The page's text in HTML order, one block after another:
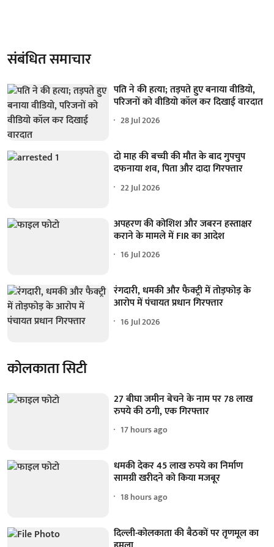
संबंधित समाचार
पति ने की हत्या; तड़पते हुए बनाया वीडियो,
परिजनों को वीडियो कॉल कर दिखाई वारदात
28 Jul 2026
दो माह की बच्ची की मौत के बाद गुपचुप
दफनाया शव, पिता और दादा गिरफ्तार
22 Jul 2026
अपहरण की कोशिश और जबरन हस्ताक्षर
कराने के मामले में FIR का आदेश
16 Jul 2026
रंगदारी, धमकी और फैक्ट्री में तोड़फोड़ के
आरोप में पंचायत प्रधान गिरफ्तार
16 Jul 2026
कोलकाता सिटी
27 बीघा जमीन बेचने के नाम पर 78 लाख
रुपये की ठगी, एक गिरफ्तार
17 hours ago
धमकी देकर 45 लाख रुपये का निर्माण
सामग्री खरीदने को किया मजबूर
18 hours ago
दिल्ली-कोलकाता की बैठकों पर तृणमूल का